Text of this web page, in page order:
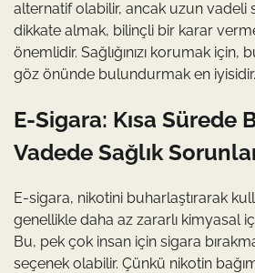
alternatif olabilir, ancak uzun vadeli
dikkate almak, bilinçli bir karar
önemlidir. Sağlığınızı korumak için,
göz önünde bulundurmak en iyisidir.
E-Sigara: Kısa Sürede
Vadede Sağlık
E-sigara, nikotini buharlaştırarak
genellikle daha az zararlı kimyasal
Bu, pek çok insan için sigara
seçenek olabilir. Çünkü nikotin